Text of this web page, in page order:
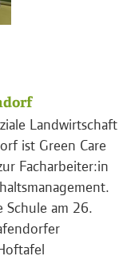
Landwirtschaft
ist Green Care
Facharbeiter:in
Schule am 26.